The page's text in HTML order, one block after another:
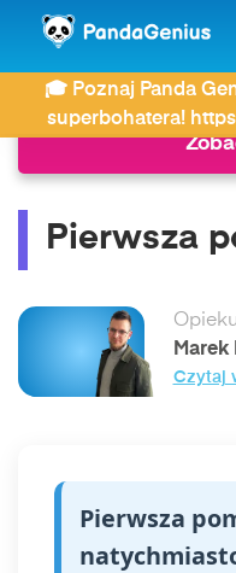
🎓 Poznaj Panda
superbohatera!
ZDAY Słownik
Pierwsza
Marek
Czytaj
Pierwsza